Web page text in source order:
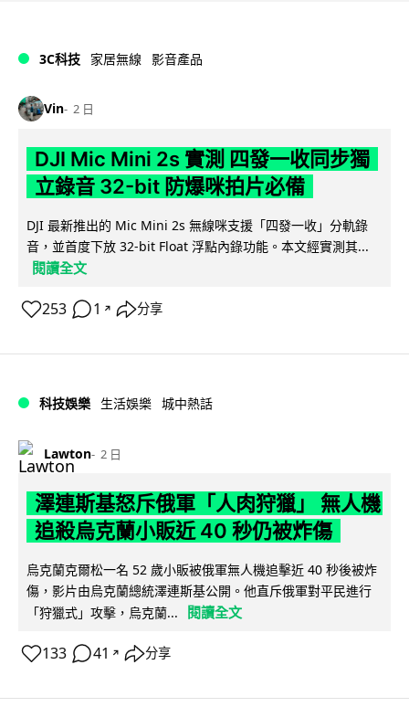
3C科技 家居無線 影音產品
Vin 2 日
DJI Mic Mini 2s 實測 四發一收同步獨
立錄音 32-bit 防爆咪拍片必備
DJI 最新推出的 Mic Mini 2s 無線咪支援「四發一收」分軌錄
音，並首度下放 32-bit Float 浮點內錄功能。本文經實測其...
閱讀全文
253 1 ↗ 分享
科技娛樂 生活娛樂 城中熱話
Lawton 2 日
澤連斯基怒斥俄軍「人肉狩獵」 無人機
追殺烏克蘭小販近 40 秒仍被炸傷
烏克蘭克爾松一名 52 歲小販被俄軍無人機追擊近 40 秒後被炸
傷，影片由烏克蘭總統澤連斯基公開。他直斥俄軍對平民進行
「狩獵式」攻擊，烏克蘭...
閱讀全文
133 41 ↗ 分享